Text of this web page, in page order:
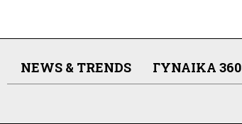
NEWS & TRENDS ΓΥΝΑΊΚΑ 360